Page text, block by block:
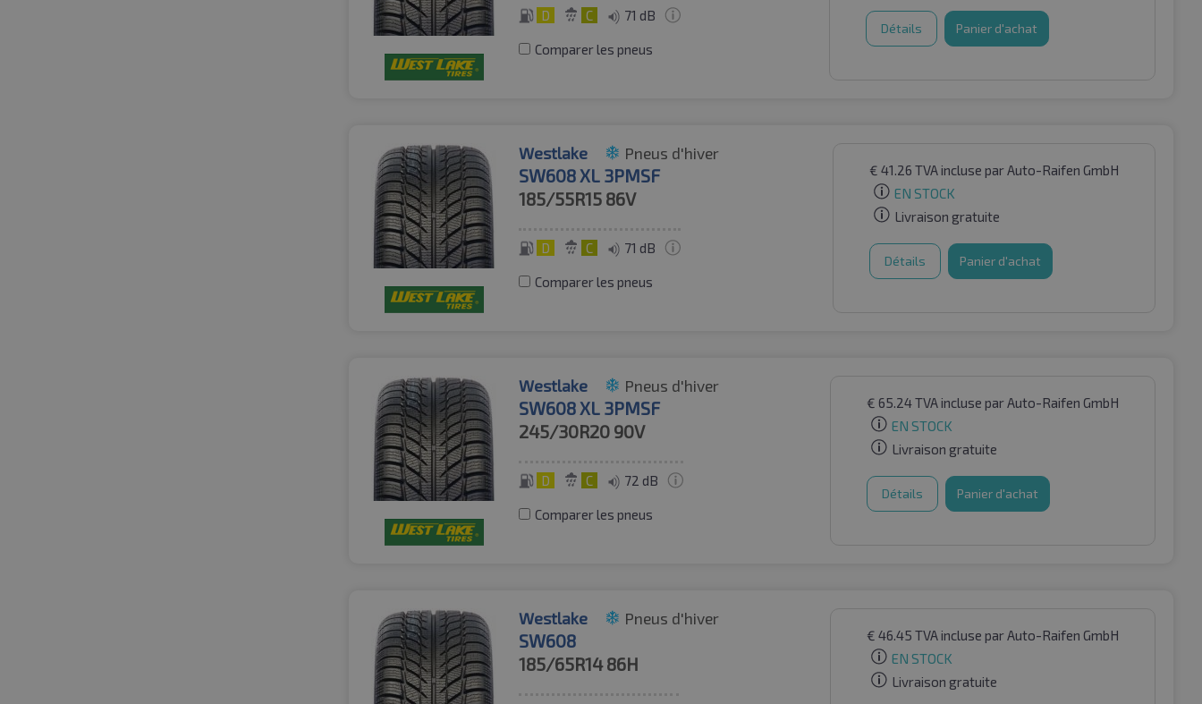
D C 71 dB
Comparer les pneus
Détails Panier d'achat
Westlake Pneus d'hiver
SW608 XL 3PMSF
185/55R15 86V
D C 71 dB
Comparer les pneus
€ 41.26 TVA incluse par Auto-Raifen GmbH
EN STOCK
Livraison gratuite
Détails Panier d'achat
Westlake Pneus d'hiver
SW608 XL 3PMSF
245/30R20 90V
D C 72 dB
Comparer les pneus
€ 65.24TVA incluse par Auto-Raifen GmbH
EN STOCK
Livraison gratuite
Détails Panier d'achat
Westlake Pneus d'hiver
SW608
185/65R1486H
€ 46.45 TVA incluse par Auto-Raifen GmbH
EN STOCK
Livraison gratuite